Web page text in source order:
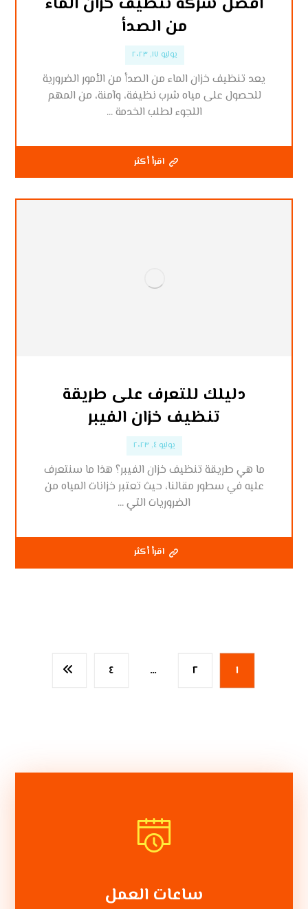
من الصدأ
يوليو ١٧, ٢٠٢٣
يعد تنظيف خزان الماء من الصدأ من الأمور الضرورية
للحصول على مياه شرب نظيفة، وآمنة، من المهم
اللجوء لطلب الخدمة ...
اقرأ أكثر
دليلك للتعرف على طريقة
تنظيف خزان الفيبر
يوليو ٤, ٢٠٢٣
ما هي طريقة تنظيف خزان الفيبر؟ هذا ما سنتعرف
عليه في سطور مقالنا، حيث تعتبر خزانات المياه من
الضروريات التي ...
اقرأ أكثر
١ ٢ … ٤
ساعات العمل